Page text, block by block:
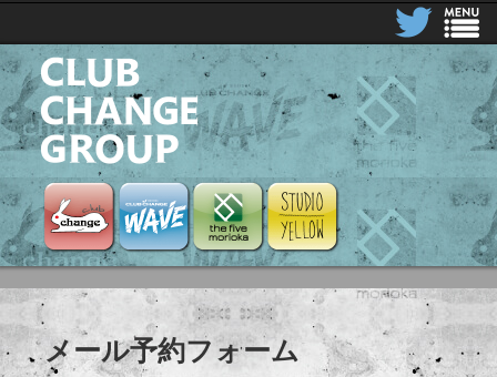
CLUB CHANGE GROUP
Club ChangeClub Change Wave
the five moriokaSTUDIO YELLOW
メール予約フォーム